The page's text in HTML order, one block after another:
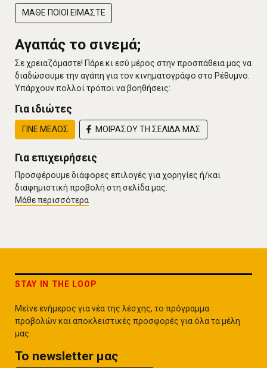
ΜΑΘΕ ΠΟΙΟΙ ΕΙΜΑΣΤΕ
Αγαπάς το σινεμά;
Σε χρειαζόμαστε! Πάρε κι εσύ μέρος στην προσπάθεια μας να
διαδώσουμε την αγάπη για τον κινηματογράφο στο Ρέθυμνο.
Υπάρχουν πολλοί τρόποι να βοηθήσεις:
Για ιδιώτες
ΓΙΝΕ ΜΕΛΟΣ ΜΟΙΡΑΣΟΥ ΤΗ ΣΕΛΙΔΑ ΜΑΣ
Για επιχειρήσεις
Προσφέρουμε διάφορες επιλογές για χορηγίες ή/και
διαφημιστική προβολή στη σελίδα μας.
Μάθε περισσότερα
STAY IN THE LOOP
Μείνε ενήμερος για νέα της λέσχης, το πρόγραμμα
προβολών και αποκλειστικές προσφορές για όλα τα μέλη
μας
To newsletter μας